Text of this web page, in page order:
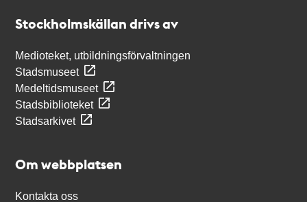
Stockholmskällan drivs av
Medioteket, utbildningsförvaltningen
Stadsmuseet
Medeltidsmuseet
Stadsbiblioteket
Stadsarkivet
Om webbplatsen
Kontakta oss